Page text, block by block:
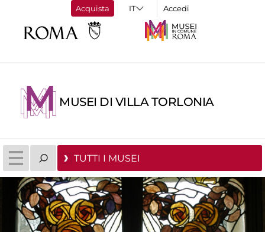
Acquista Accedi
MUSEI DI VILLA TORLONIA
TUTTI I MUSEI